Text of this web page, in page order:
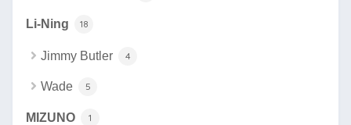
Li-Ning 18
Jimmy Butler 4
Wade 5
MIZUNO 1